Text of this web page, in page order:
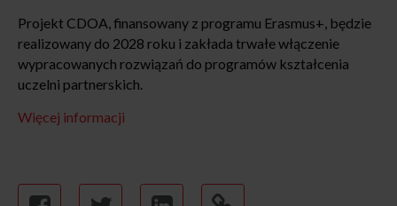
Projekt CDOA, finansowany z programu Erasmus+, będzie
realizowany do 2028 roku i zakłada trwałe włączenie
wypracowanych rozwiązań do programów kształcenia
uczelni partnerskich.
Więcej informacji